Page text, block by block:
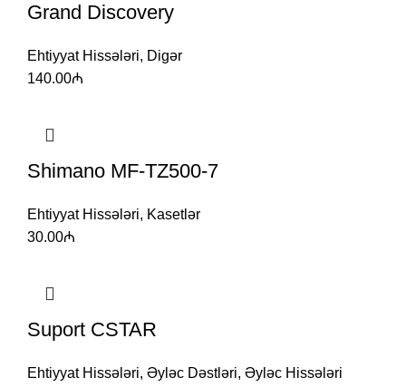
Grand Discovery
Ehtiyyat Hissələri, Digər
140.00₼
Shimano MF-TZ500-7
Ehtiyyat Hissələri, Kasetlər
30.00₼
Suport CSTAR
Ehtiyyat Hissələri, Əyləc Dəstləri, Əyləc Hissələri